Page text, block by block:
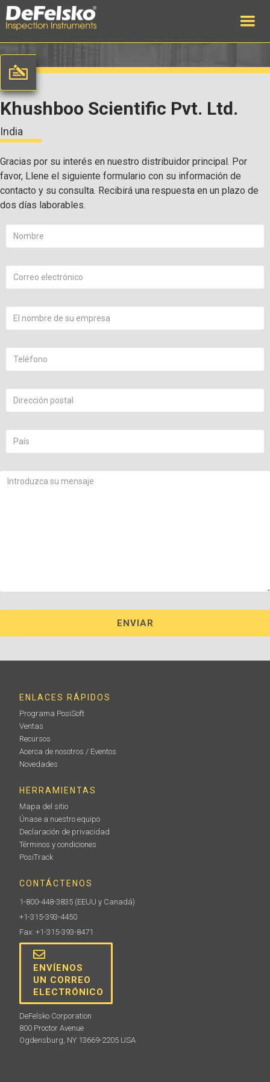
Khushboo Scientific Pvt. Ltd.
India
Gracias por su interés en nuestro distribuidor principal. Por
favor, Llene el siguiente formulario con su información de
contacto y su consulta. Recibirá una respuesta en un plazo de
dos días laborables.
ENLACES RÁPIDOS
Programa PosiSoft
Ventas
Recursos
Acerca de nosotros / Eventos
Novedades
HERRAMIENTAS
Mapa del sitio
Únase a nuestro equipo
Declaración de privacidad
Términos y condiciones
PosiTrack
CONTÁCTENOS
1-800-448-3835 (EEUU y Canadá)
+1-315-393-4450
Fax: +1-315-393-8471
ENVÍENOS
UN CORREO
ELECTRÓNICO
DeFelsko Corporation
800 Proctor Avenue
Ogdensburg, NY 13669-2205 USA